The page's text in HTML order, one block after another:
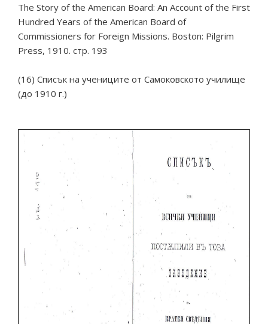
The Story of the American Board: An Account of the First
Hundred Years of the American Board of
Commissioners for Foreign Missions. Boston: Pilgrim
Press, 1910. стр. 193
(16) Списък на учениците от Самоковското училище
(до 1910 г.)